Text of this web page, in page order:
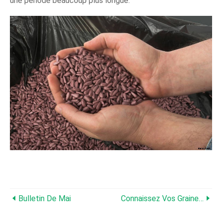
Bulletin De Mai Connaissez Vos Graines - À Pollinisation Libre, Héritage, Hybride, Organisme Génétiquement Modifié